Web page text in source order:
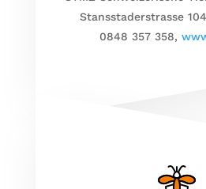
Stansstaderstrasse
0848 357 358,